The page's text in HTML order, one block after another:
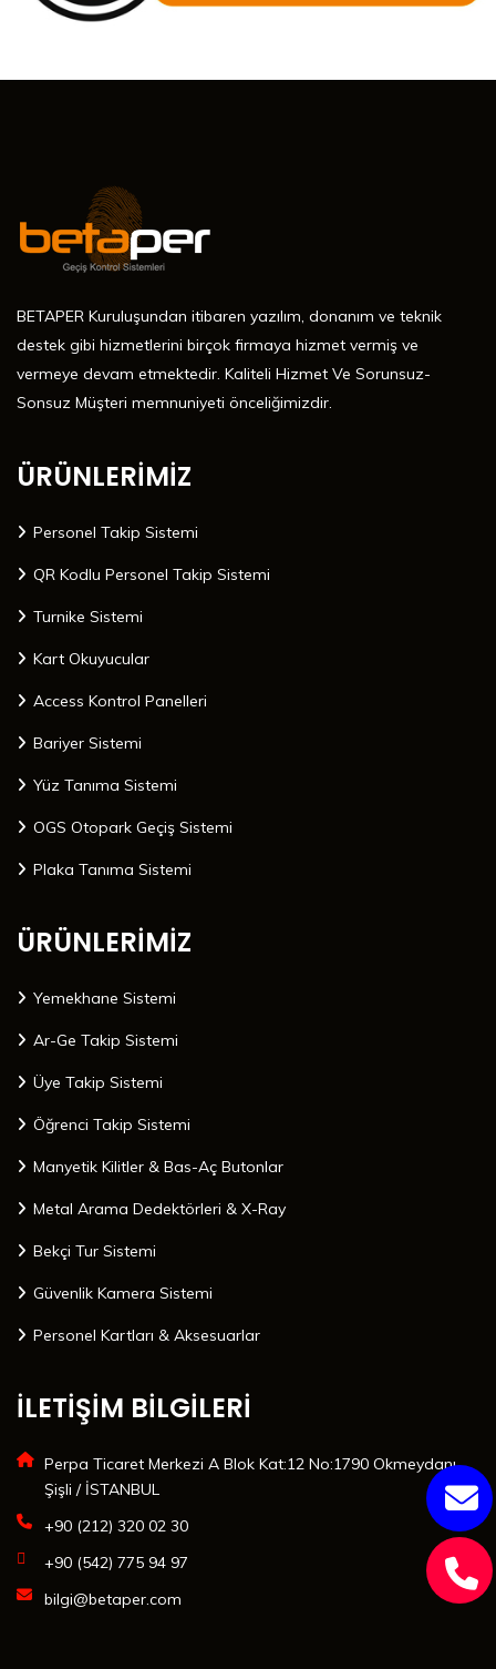
BETAPER Kuruluşundan itibaren yazılım, donanım ve teknik
destek gibi hizmetlerini birçok firmaya hizmet vermiş ve
vermeye devam etmektedir. Kaliteli Hizmet Ve Sorunsuz-
Sonsuz Müşteri memnuniyeti önceliğimizdir.
ÜRÜNLERİMİZ
Personel Takip Sistemi
QR Kodlu Personel Takip Sistemi
Turnike Sistemi
Kart Okuyucular
Access Kontrol Panelleri
Bariyer Sistemi
Yüz Tanıma Sistemi
OGS Otopark Geçiş Sistemi
Plaka Tanıma Sistemi
ÜRÜNLERİMİZ
Yemekhane Sistemi
Ar-Ge Takip Sistemi
Üye Takip Sistemi
Öğrenci Takip Sistemi
Manyetik Kilitler & Bas-Aç Butonlar
Metal Arama Dedektörleri & X-Ray
Bekçi Tur Sistemi
Güvenlik Kamera Sistemi
Personel Kartları & Aksesuarlar
İLETİŞİM BİLGİLERİ
Perpa Ticaret Merkezi A Blok Kat:12 No:1790 Okmeydanı
Şişli / İSTANBUL
+90 (212) 320 02 30
+90 (542) 775 94 97
bilgi@betaper.com